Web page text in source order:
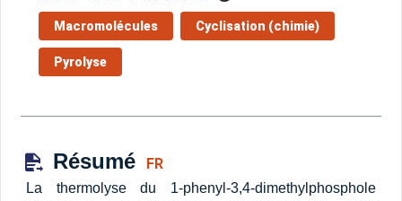
Macromolécules Cyclisation (chimie)
Pyrolyse
Résumé FR
La thermolyse du 1-phenyl-3,4-dimethylphosphole